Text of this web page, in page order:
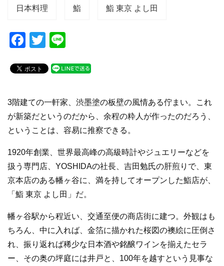
日本料理 鮨 鮨 東京 よし田
F
c
b
o
o
k
T
tt
e
3階建ての一軒家、渋墨塗の板壁の風情ある佇まい。これ
が新築だというのだから、余程の粋人が作ったのだろう、
ということは、容易に推察できる。
1920年創業、世界最高峰の高級時計やジュエリーなどを
扱う専門店、YOSHIDAの社長、吉田勉氏の肝煎りで、東
京本店のある幡ヶ谷に、満を持してオープンした鮨店が、
「鮨 東京 よし田」だ。
幡ヶ谷駅から程近い、交通至便の商店街に建つ。外観はも
ちろん、中に入れば、金箔に描かれた桜図の襖絵に圧倒さ
れ、振り返れば稀少な日本酒や銘醸ワインを揃えたセラ
ー、その奥の坪庭には井戸と、100年を越すという見事な